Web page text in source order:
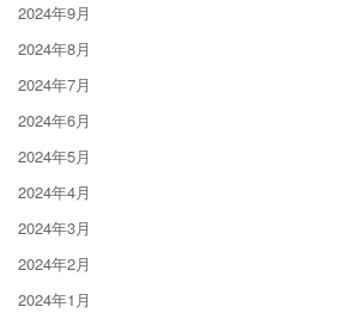
2024年9月
2024年8月
2024年7月
2024年6月
2024年5月
2024年4月
2024年3月
2024年2月
2024年1月